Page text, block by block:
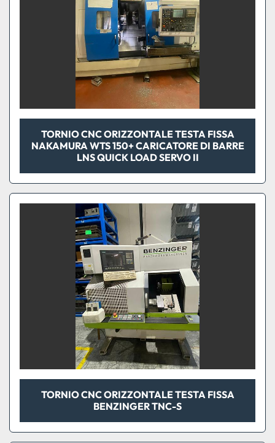
TORNIO CNC ORIZZONTALE TESTA FISSA
NAKAMURA WTS 150+ CARICATORE DI BARRE
LNS QUICK LOAD SERVO II
TORNIO CNC ORIZZONTALE TESTA FISSA
BENZINGER TNC-S